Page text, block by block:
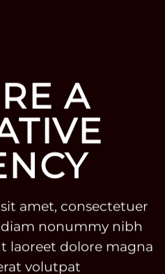
A
amet, consectetuer
nonummy nibh
laoreet dolore magna
volutpat